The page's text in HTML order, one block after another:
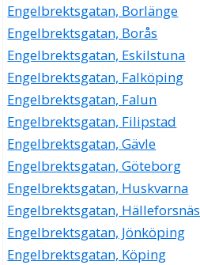
Engelbrektsgatan, Borlänge
Engelbrektsgatan, Borås
Engelbrektsgatan, Eskilstuna
Engelbrektsgatan, Falköping
Engelbrektsgatan, Falun
Engelbrektsgatan, Filipstad
Engelbrektsgatan, Gävle
Engelbrektsgatan, Göteborg
Engelbrektsgatan, Huskvarna
Engelbrektsgatan, Hälleforsnäs
Engelbrektsgatan, Jönköping
Engelbrektsgatan, Köping